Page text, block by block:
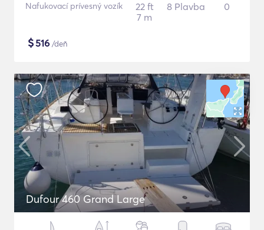
Nafukovací prívesný vozík
22 ft
7 m
8 Plavba 0
$516 /deň
Dufour 460 Grand Large